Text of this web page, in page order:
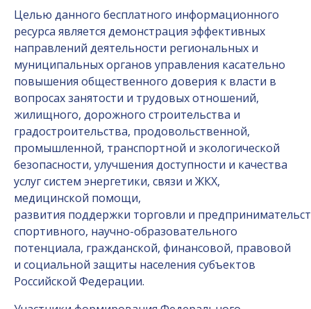
Целью данного бесплатного информационного
ресурса является демонстрация эффективных
направлений деятельности региональных и
муниципальных органов управления касательно
повышения общественного доверия к власти в
вопросах занятости и трудовых отношений,
жилищного, дорожного строительства и
градостроительства, продовольственной,
промышленной, транспортной и экологической
безопасности, улучшения доступности и качества
услуг систем энергетики, связи и ЖКХ,
медицинской помощи,
развития поддержки торговли и
спортивного, научно-образовательного
потенциала, гражданской, финансовой, правовой
и социальной защиты населения субъектов
Российской Федерации.